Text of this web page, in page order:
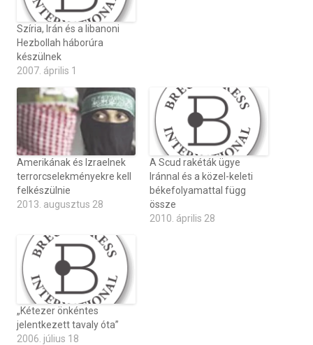
Szíria, Irán és a libanoni
Hezbollah háborúra
készülnek
2007. április 1
Amerikának és Izraelnek
terrorcselekményekre kell
felkészülnie
2013. augusztus 28
A Scud rakéták ügye
Iránnal és a közel-keleti
békefolyamattal függ
össze
2010. április 28
„Kétezer önkéntes
jelentkezett tavaly óta”
2006. július 18